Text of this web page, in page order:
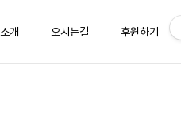
소개 오시는길 후원하기